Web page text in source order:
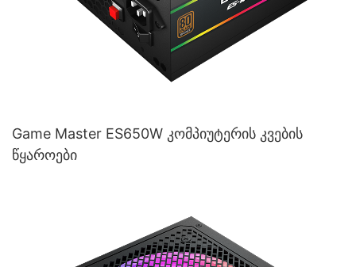
Game Master ES650W კომპიუტერის კვების
წყაროები